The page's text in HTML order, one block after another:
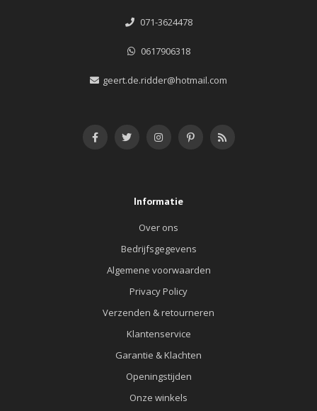
071-3624478
0617906318
geert.de.ridder@hotmail.com
Informatie
Over ons
Bedrijfsgegevens
Algemene voorwaarden
Privacy Policy
Verzenden & retourneren
Klantenservice
Garantie & Klachten
Openingstijden
Onze winkels